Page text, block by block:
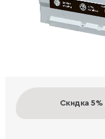
Скидка 5%